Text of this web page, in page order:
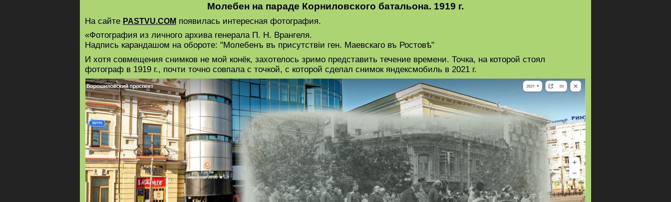
здесь
Молебен на параде Корниловского батальона. 1919 г.
На сайте PASTVU.COM появилась интересная фотография.
«Фотография из личного архива генерала П. Н. Врангеля.
Надпись карандашом на обороте: "Молебенъ въ присутствiи ген. Маевскаго въ Ростовѣ"
И хотя совмещения снимков не мой конёк, захотелось зримо представить течение времени. Точка, на которой стоял
фотограф в 1919 г., почти точно совпала с точкой, с которой сделал снимок яндексмобиль в 2021 г.